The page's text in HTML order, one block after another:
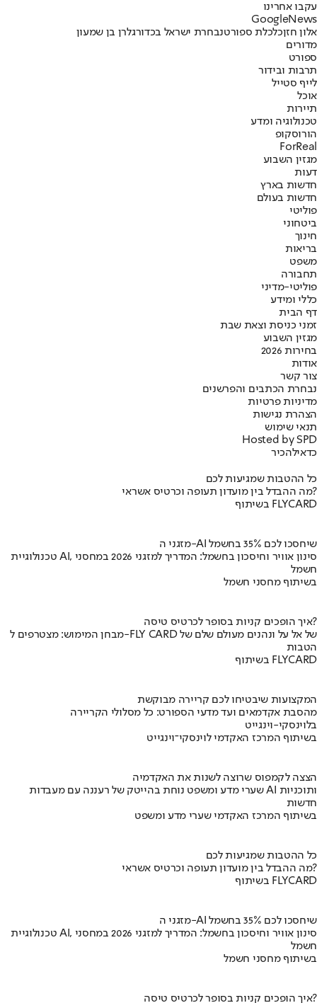
עקבו אחרינו
Googl eNews
אלון חזןכלכלת ספורטנבחרת ישראל בכדורגלרן בן שמעון
מדורים
ספורט
תרבות ובידור
לייף סטייל
אוכל
תיירות
טכנולוגיה ומדע
הורוסקופ
ForReal
מגזין השבוע
דעות
חדשות בארץ
חדשות בעולם
פוליטי
ביטחוני
חינוך
בריאות
משפט
תחבורה
פוליטי-מדיני
כללי ומידע
דף הבית
זמני כניסת וצאת שבת
מגזין השבוע
בחירות 2026
אודות
צור קשר
נבחרת הכתבים והפרשנים
מדיניות פרטיות
הצהרת נגישות
תנאי שימוש
Hosted by SPD
כדאילהכיר
כל ההטבות שמגיעות לכם
מה ההבדל בין מועדון תעופה וכרטיס אשראי?
בשיתוף FLYCARD
מזגני ה-AI שיחסכו לכם 35% בחשמל
טכנולוגיית AI, סינון אוויר וחיסכון בחשמל: המדריך למזגני 2026 במחסני
חשמל
בשיתוף מחסני חשמל
איך הופכים קניות בסופר לכרטיס טיסה?
מבחן המימוש: מצטרפים ל-FLY CARD של אל על ונהנים מעולם שלם של
הטבות
בשיתוף FLYCARD
המקצועות שיבטיחו לכם קריירה מבוקשת
מהסבת אקדמאים ועד מדעי הספורט: כל מסלולי הקריירה
בלוינסקי-וינגייט
בשיתוף המרכז האקדמי לוינסקי־וינגייט
הצצה לקמפוס שרוצה לשנות את האקדמיה
שערי מדע ומשפט נוחת בהייטק של רעננה עם מעבדות AI ותוכניות
חדשות
בשיתוף המרכז האקדמי שערי מדע ומשפט
כל ההטבות שמגיעות לכם
מה ההבדל בין מועדון תעופה וכרטיס אשראי?
בשיתוף FLYCARD
מזגני ה-AI שיחסכו לכם 35% בחשמל
טכנולוגיית AI, סינון אוויר וחיסכון בחשמל: המדריך למזגני 2026 במחסני
חשמל
בשיתוף מחסני חשמל
איך הופכים קניות בסופר לכרטיס טיסה?